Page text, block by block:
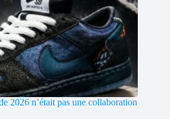
2026 n’était pas une collaboration